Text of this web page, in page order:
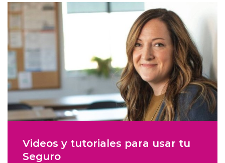
Videos y tutoriales para usar tu
Seguro